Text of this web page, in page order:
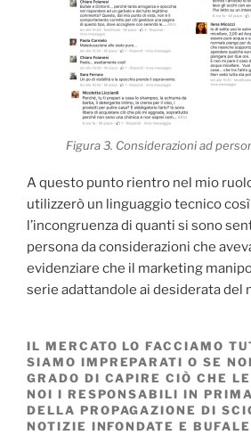
Figura 3. Considerazioni ad
A questo punto rientro nel mio
utilizzerò un linguaggio tecnico
l’incongruenza di quanti si sono
persona da considerazioni che
evidenziare che il marketing
serie adattandole ai desiderata del
IL MERCATO LO FACCIAMO
SIAMO IMPREPARATI O SE
GRADO DI CAPIRE CIÒ CHE
NOI I RESPONSABILI IN
DELLA PROPAGAZIONE DI
NOTIZIE INFONDATE E